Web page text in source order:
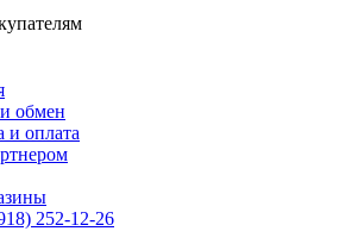
обмен
и оплата
252-12-26